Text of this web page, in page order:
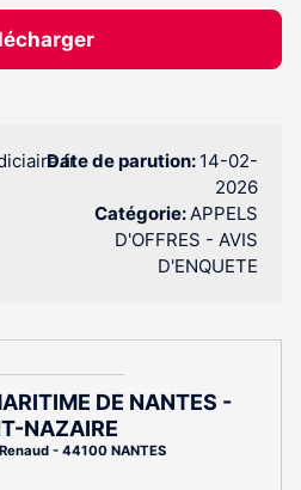
Date de parution: 14-02-
2026
Catégorie:APPELS
D'OFFRES - AVIS
D'ENQUETE
DE NANTES -
NAZAIRE
- 44100 NANTES